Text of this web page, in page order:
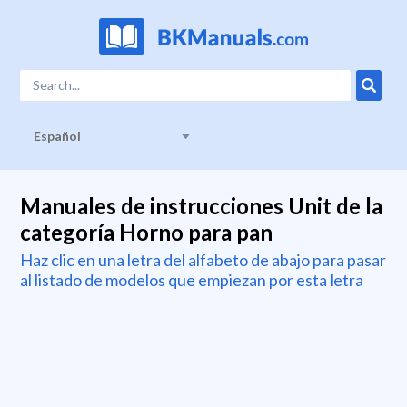
Español
Manuales de instrucciones Unit de la
categoría Horno para pan
Haz clic en una letra del alfabeto de abajo para pasar
al listado de modelos que empiezan por esta letra